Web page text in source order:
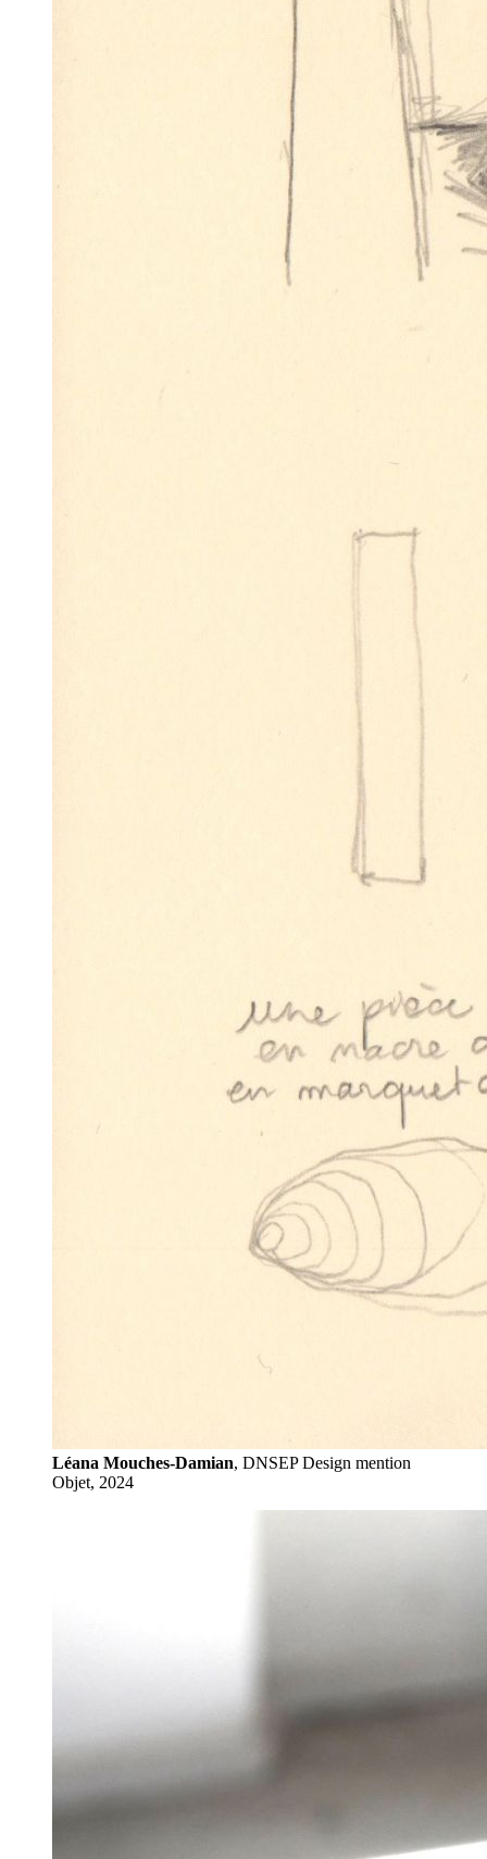
Léana Mouches-Damian, DNSEP Design mention
Objet, 2024